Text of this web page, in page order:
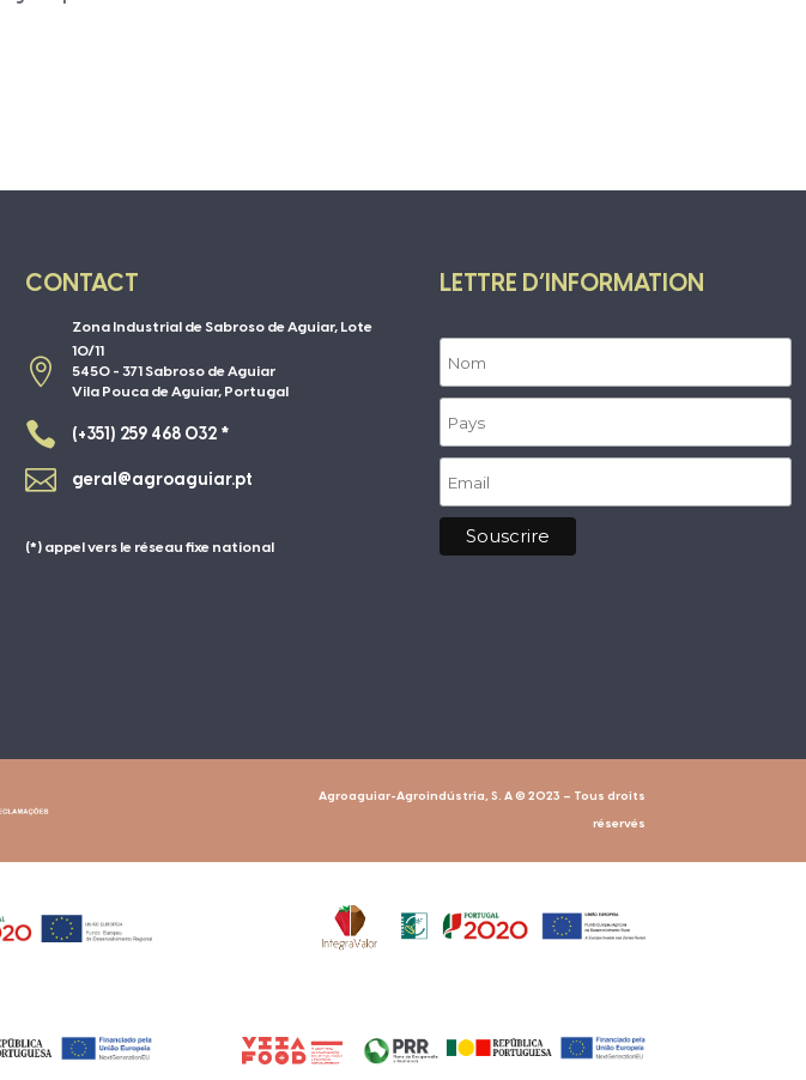
CONTACT
Zona Industrial de Sabroso de Aguiar, Lote
10/11

5450 - 371 Sabroso de Aguiar
Vila Pouca de Aguiar, Portugal
 (+351) 259 468 032 *
 geral@agroaguiar.pt
(*) appel vers le réseau fixe national
LETTRE D’INFORMATION
Agroaguiar-Agroindústria, S. A © 2023 – Tous droits
réservés